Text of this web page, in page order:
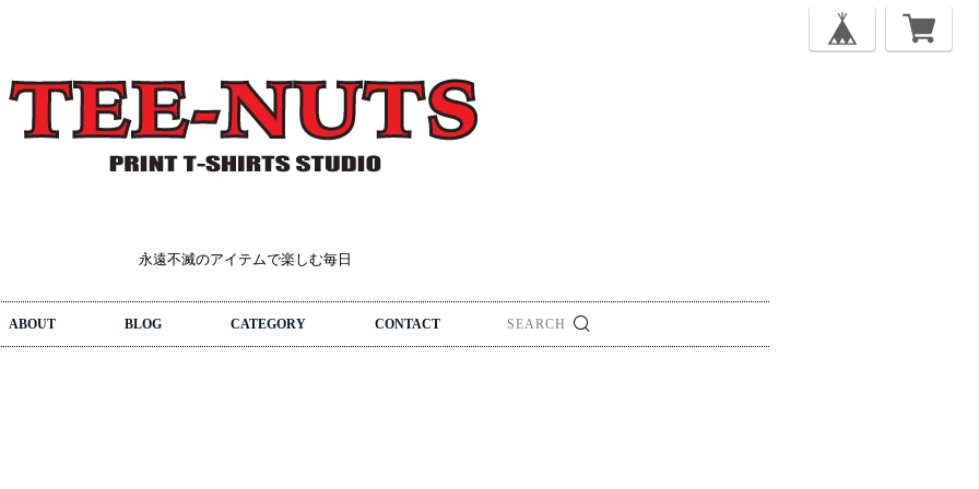
永遠不滅のアイテムで楽しむ毎日
ABOUT BLOG CATEGORY CONTACT